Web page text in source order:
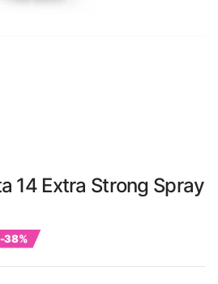
14 Extra Strong Spray
-38%